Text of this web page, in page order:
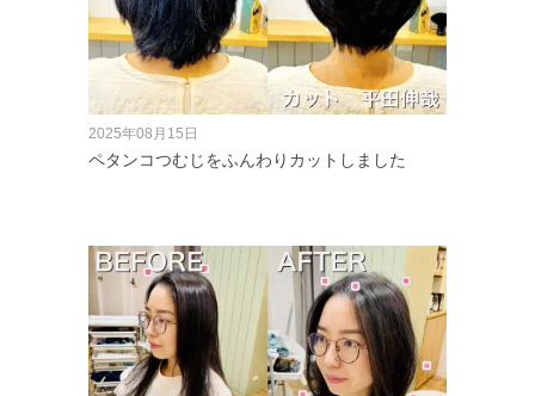
2025年08月15日
ペタンコつむじをふんわりカットしました